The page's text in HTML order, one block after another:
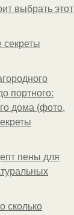
выбрать этот
портного:
дома (фото,
пены для
сколько